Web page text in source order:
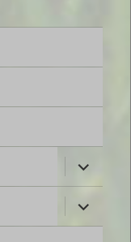
öffnen
öffnen